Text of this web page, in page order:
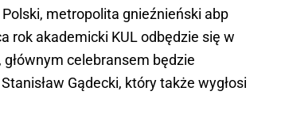
metropolita gnieźnieński abp
rok akademicki KUL odbędzie się w
celebransem będzie
Gądecki, który także wygłosi